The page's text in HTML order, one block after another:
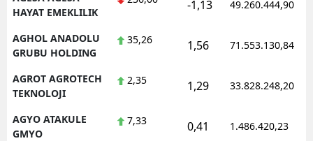
HAYAT EMEKLILIK
-1,13 49.260.444,90
AGHOL ANADOLU
GRUBU HOLDING
35,26 1,56 71.553.130,84
AGROT AGROTECH
TEKNOLOJI
2,35 1,29 33.828.248,20
AGYO ATAKULE
GMYO
7,33 0,41 1.486.420,23